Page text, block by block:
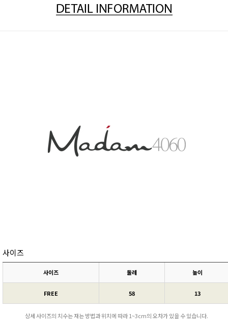
사이즈
사이즈 둘레 높이
FREE 58 13
상세 사이즈의 치수는 재는 방법과 위치에 따라 1~3cm의 오차가 있을 수 있습니다.